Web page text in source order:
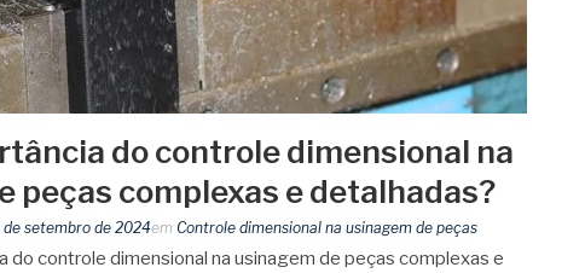
do controle dimensional na
peças complexas e detalhadas?
de setembro de 2024em Controle dimensional na usinagem de peças
do controle dimensional na usinagem de peças complexas e